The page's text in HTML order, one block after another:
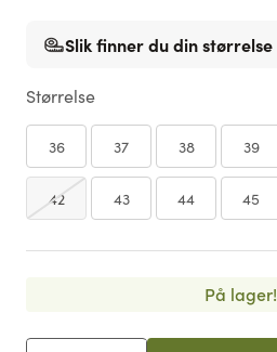
Slik finner du din størrelse
Størrelse
36 37 38 39
42 43 44 45
På lager!